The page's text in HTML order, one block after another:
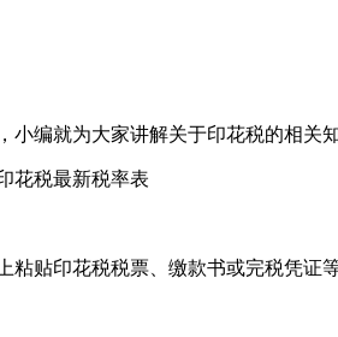
编就为大家讲解关于印花税的相关
贴印花税税票、缴款书或完税凭证